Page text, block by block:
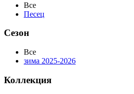
Все
Песец
Сезон
Все
зима 2025-2026
Коллекция